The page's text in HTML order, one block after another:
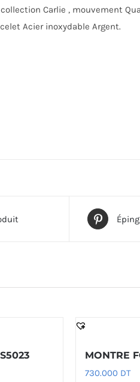
Carlie , mouvement
Acier inoxydable Argent.
MONTRE
730.000 DT